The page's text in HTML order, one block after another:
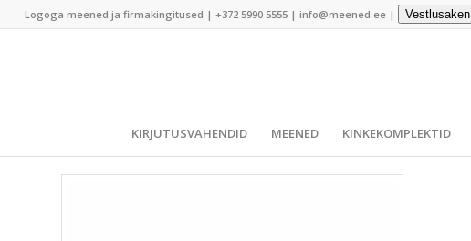
Logoga meened ja firmakingitused | +372 5990 5555| info@meened.ee| Vestlusaken
KIRJUTUSVAHENDID MEENED KINKEKOMPLEKTID